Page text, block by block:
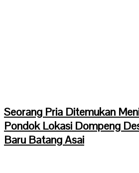
Seorang Pria Ditemukan
Pondok Lokasi Dompeng
Baru Batang Asai